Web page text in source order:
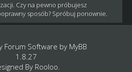
Czy na pewno próbujesz
sposób? Spróbuj ponownie.
Forum Software by MyBB
1.8.27
By Rooloo.